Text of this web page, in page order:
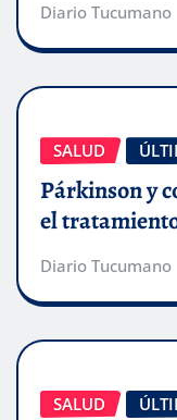
Diario Tucumano
SALUD
Párkinson y
el
Diario Tucumano
SALUD